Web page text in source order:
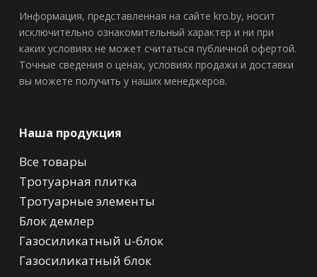
Информация, представленная на сайте kro.by, носит
исключительно ознакомительный характер и ни при
каких условиях не может считаться публичной офертой.
Точные сведения о ценах, условиях продажи и доставки
вы можете получить у наших менеджеров.
Наша продукция
Все товары
Тротуарная плитка
Тротуарные элементы
Блок демлер
Газосиликатный u-блок
Газосиликатный блок